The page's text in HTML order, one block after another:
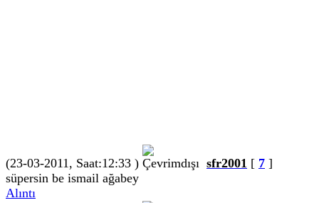
(23-03-2011, Saat:12:33 ) sfr2001 [ 7 ]
süpersin be ismail ağabey
Alıntı